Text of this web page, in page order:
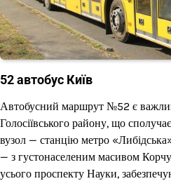
52 автобус Київ
Автобусний маршрут №52 є
Голосіївського району, що
вузол — станцію метро
— з густонаселеним масивом
усього проспекту Науки,